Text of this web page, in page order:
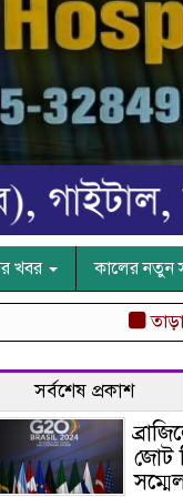
খবর কালের নতুন
তাড়াইলে
সর্বশেষ প্রকাশ
জোট